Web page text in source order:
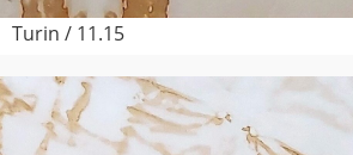
Turin / 11.15